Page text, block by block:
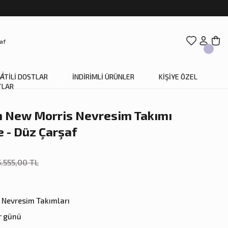
DOSTLAR İNDİRİMLİ ÜRÜNLER KİŞİYE ÖZEL
New Morris Nevresim Takımı
- Düz Çarşaf
TL
Takımları
günü